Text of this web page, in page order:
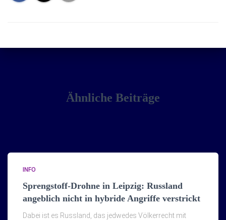
Ähnliche Beiträge
INFO
Sprengstoff-Drohne in Leipzig: Russland
angeblich nicht in hybride Angriffe verstrickt
Dabei ist es Russland, das jedwedes Völkerrecht mit